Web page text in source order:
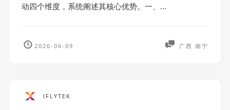
动四个维度，系统阐述其核心优势。一、...
2026-06-09 广西 南宁
IFLYTEK